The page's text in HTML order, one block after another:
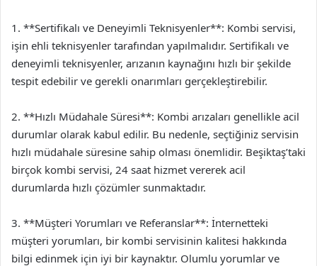
1. **Sertifikalı ve Deneyimli Teknisyenler**: Kombi servisi,
işin ehli teknisyenler tarafından yapılmalıdır. Sertifikalı ve
deneyimli teknisyenler, arızanın kaynağını hızlı bir şekilde
tespit edebilir ve gerekli onarımları gerçekleştirebilir.
2. **Hızlı Müdahale Süresi**: Kombi arızaları genellikle acil
durumlar olarak kabul edilir. Bu nedenle, seçtiğiniz servisin
hızlı müdahale süresine sahip olması önemlidir. Beşiktaş’taki
birçok kombi servisi, 24 saat hizmet vererek acil
durumlarda hızlı çözümler sunmaktadır.
3. **Müşteri Yorumları ve Referanslar**: İnternetteki
müşteri yorumları, bir kombi servisinin kalitesi hakkında
bilgi edinmek için iyi bir kaynaktır. Olumlu yorumlar ve